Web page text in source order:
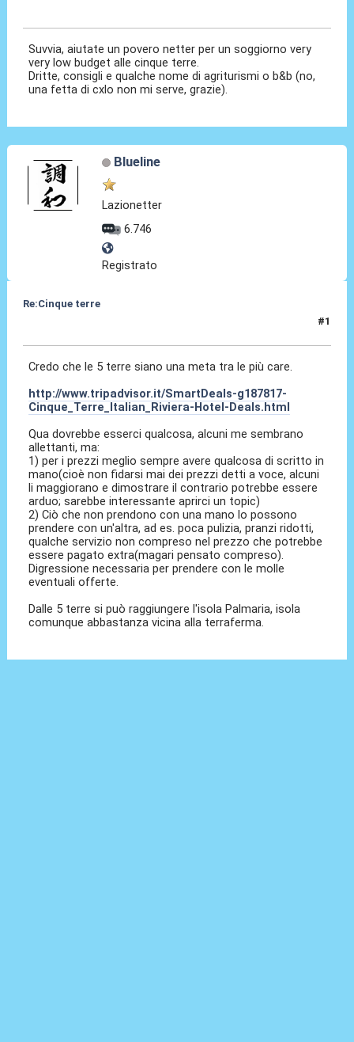
Suvvia, aiutate un povero netter per un soggiorno very
very low budget alle cinque terre.
Dritte, consigli e qualche nome di agriturismi o b&b (no,
una fetta di cxlo non mi serve, grazie).
Blueline
Lazionetter
6.746
Registrato
Re:Cinque terre
#1
Credo che le 5 terre siano una meta tra le più care.
http://www.tripadvisor.it/SmartDeals-g187817-
Cinque_Terre_Italian_Riviera-Hotel-Deals.html
Qua dovrebbe esserci qualcosa, alcuni me sembrano
allettanti, ma:
1) per i prezzi meglio sempre avere qualcosa di scritto in
mano(cioè non fidarsi mai dei prezzi detti a voce, alcuni
li maggiorano e dimostrare il contrario potrebbe essere
arduo; sarebbe interessante aprirci un topic)
2) Ciò che non prendono con una mano lo possono
prendere con un'altra, ad es. poca pulizia, pranzi ridotti,
qualche servizio non compreso nel prezzo che potrebbe
essere pagato extra(magari pensato compreso).
Digressione necessaria per prendere con le molle
eventuali offerte.
Dalle 5 terre si può raggiungere l'isola Palmaria, isola
comunque abbastanza vicina alla terraferma.